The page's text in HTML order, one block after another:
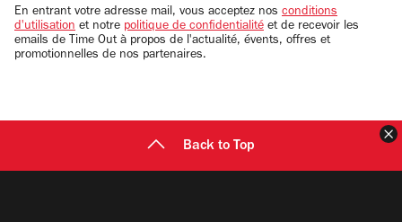
email
En entrant votre adresse mail, vous acceptez nos conditions
d'utilisation et notre politique de confidentialité et de recevoir les
emails de Time Out à propos de l'actualité, évents, offres et
promotionnelles de nos partenaires.
Back to Top